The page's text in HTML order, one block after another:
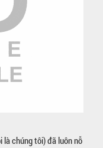
là chúng tôi) đã luôn nỗ